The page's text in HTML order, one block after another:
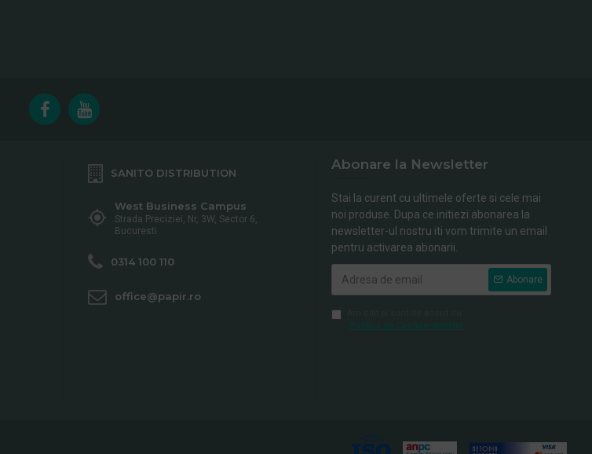
SANITO DISTRIBUTION
West Business Campus
Strada Preciziei, Nr, 3W, Sector 6,
Bucuresti
0314 100 110
office@papir.ro
Abonare la Newsletter
Stai la curent cu ultimele oferte si cele mai
noi produse. Dupa ce initiezi abonarea la
newsletter-ul nostru iti vom trimite un email
pentru activarea abonarii.
Abonare
Politica de Confidentialitate